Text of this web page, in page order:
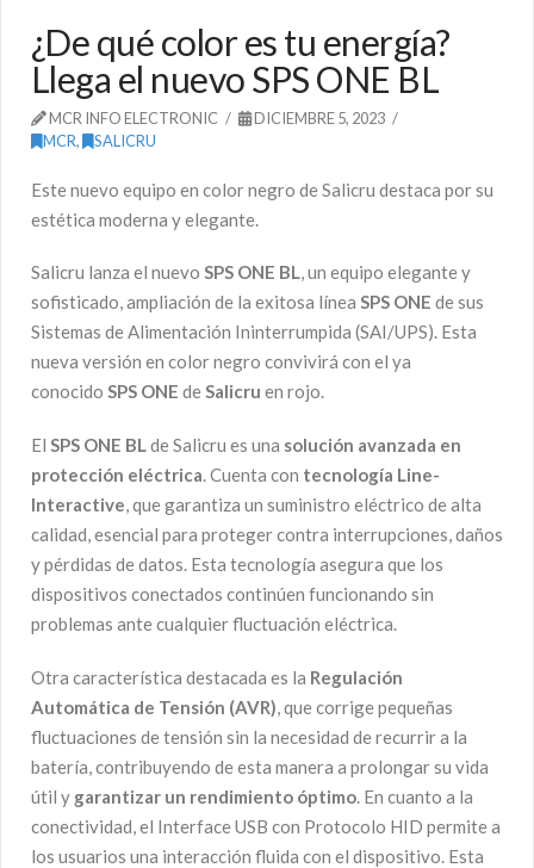
¿De qué color es tu energía?
Llega el nuevo SPS ONE BL
MCR INFO ELECTRONIC
DICIEMBRE 5, 2023
MCR, SALICRU
Este nuevo equipo en color negro de Salicru destaca por su
estética moderna y elegante.
Salicru lanza el nuevo SPS ONE BL, un equipo elegante y
sofisticado, ampliación de la exitosa línea SPS ONE de sus
Sistemas de Alimentación Ininterrumpida (SAI/UPS). Esta
nueva versión en color negro convivirá con el ya
conocido SPS ONE deSalicru en rojo.
El SPS ONE BLde Salicru es una solución avanzada en
protección eléctrica. Cuenta con tecnología Line-
Interactive, que garantiza un suministro eléctrico de alta
calidad, esencial para proteger contra interrupciones, daños
y pérdidas de datos. Esta tecnología asegura que los
dispositivos conectados continúen funcionando sin
problemas ante cualquier fluctuación eléctrica.
Otra característica destacada es la Regulación
Automática de Tensión (AVR), que corrige pequeñas
fluctuaciones de tensión sin la necesidad de recurrir a la
batería, contribuyendo de esta manera a prolongar su vida
útil y garantizar un rendimiento óptimo. En cuanto a la
conectividad, el Interface USB con Protocolo HID permite a
los usuarios una interacción fluida con el dispositivo. Esta